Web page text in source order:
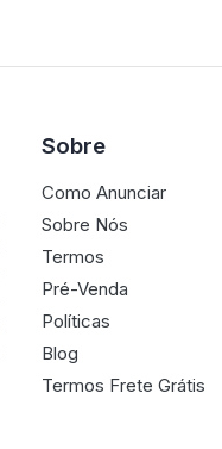
Sobre
Como Anunciar
Sobre Nós
Termos
Pré-Venda
Políticas
Blog
Termos Frete Grátis